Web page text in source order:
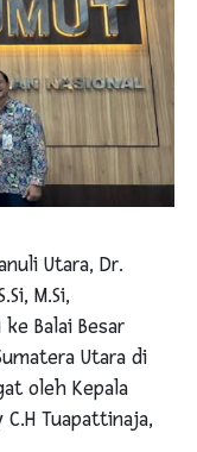
Utara, Dr.
M.Si,
Balai Besar
Utara di
oleh Kepala
C.H Tuapattinaja,